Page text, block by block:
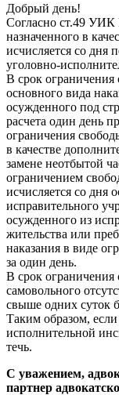
Добрый день!
Согласно ст.49 УИК
назначенного в
исчисляется со дня
уголовно-
В срок ограничения
основного вида
осужденного под
расчета один день
ограничения
в качестве
замене неотбытой
ограничением
исчисляется со дня
исправительного
осужденного из
жительства или
наказания в виде
за один день.
В срок ограничения
самовольного
свыше одних суток
Таким образом,
исполнительной
течь.
С уважением,
партнер